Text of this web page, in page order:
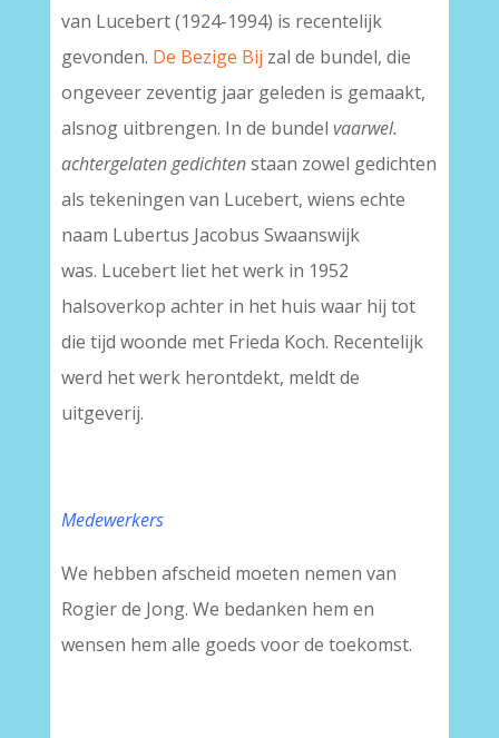
van Lucebert (1924-1994) is recentelijk
gevonden. De Bezige Bij zal de bundel, die
ongeveer zeventig jaar geleden is gemaakt,
alsnog uitbrengen. In de bundel vaarwel.
achtergelaten gedichtenstaan zowel gedichten
als tekeningen van Lucebert, wiens echte
naam Lubertus Jacobus Swaanswijk
was. Lucebert liet het werk in 1952
halsoverkop achter in het huis waar hij tot
die tijd woonde met Frieda Koch. Recentelijk
werd het werk herontdekt, meldt de
uitgeverij.
Medewerkers
We hebben afscheid moeten nemen van
Rogier de Jong. We bedanken hem en
wensen hem alle goeds voor de toekomst.